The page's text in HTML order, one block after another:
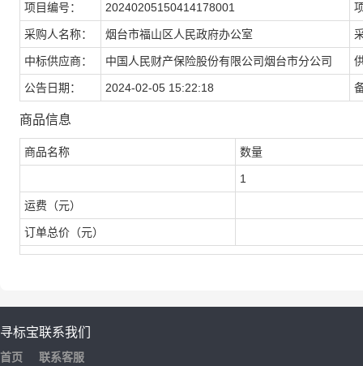
项目编号： 20240205150414178001
采购人名称： 烟台市福山区人民政府办公室
中标供应商： 中国人民财产保险股份有限公司烟台市分公司
公告日期： 2024-02-05 15:22:18
商品信息
商品名称 数量
1
运费（元）
订单总价（元）
寻标宝
首页
联系我们
联系客服